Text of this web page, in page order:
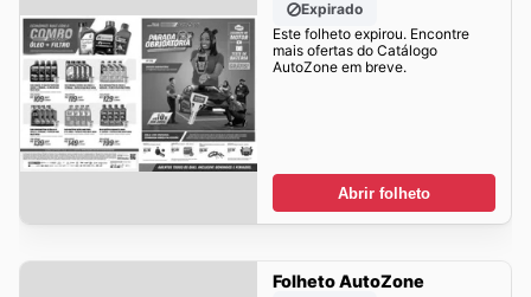
Expirado
Este folheto expirou. Encontre
mais ofertas do Catálogo
AutoZone em breve.
Abrir folheto
Folheto AutoZone